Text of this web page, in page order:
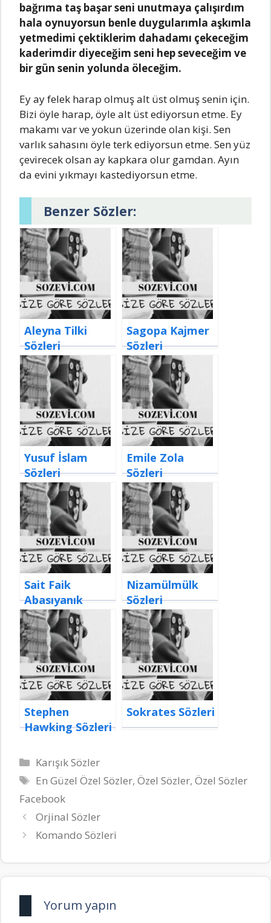
bağrıma taş başar seni unutmaya çalışırdım
hala oynuyorsun benle duygularımla aşkımla
yetmedimi çektiklerim dahadamı çekeceğim
kaderimdir diyeceğim seni hep seveceğim ve
bir gün senin yolunda öleceğim.
Ey ay felek harap olmuş alt üst olmuş senin için.
Bizi öyle harap, öyle alt üst ediyorsun etme. Ey
makamı var ve yokun üzerinde olan kişi. Sen
varlık sahasını öyle terk ediyorsun etme. Sen yüz
çevirecek olsan ay kapkara olur gamdan. Ayın
da evini yıkmayı kastediyorsun etme.
Benzer Sözler:
Aleyna Tilki
Sözleri
Sagopa Kajmer
Sözleri
Yusuf İslam
Sözleri
Emile Zola
Sözleri
Sait Faik
Abasıyanık
Sözleri
Nizamülmülk
Sözleri
Stephen
Hawking Sözleri
Sokrates Sözleri
Kategoriler
Karışık Sözler
Etiketler
En Güzel Özel Sözler,Özel Sözler,Özel Sözler
Facebook
Orjinal Sözler
Komando Sözleri
Yorum yapın